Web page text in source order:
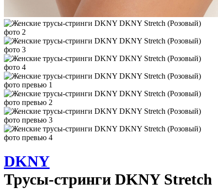
DKNY
Трусы-стринги DKNY Stretch